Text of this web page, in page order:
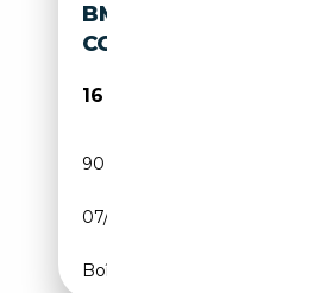
BMW 418 418D GRAN
COUPÉ
16 990€
90 000 km
07/2015
Boîte automatique